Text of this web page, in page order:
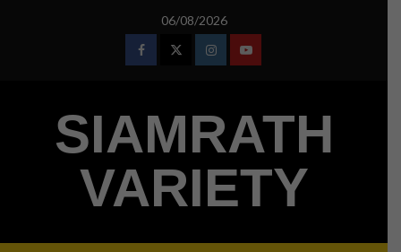
06/08/2026
FacebookTwitterInstagramYoutube
SIAMRATH
VARIETY